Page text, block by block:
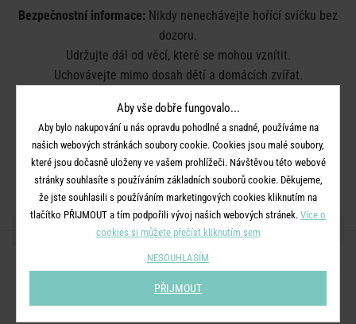
Bezpečnostní informace: Nikdy nenechávejte hořící svíčku bez
dozoru.
Udržujte dál od věcí, které se mohou vznítit.
Uchovávejte mimo dosah dětí a domácích zvířat.
Nepalte v průvanu.
Neumisťujte do blízkosti zdroje tepla.
Zastřihněte knot na 1 cm.
Plamen zhášejte. Nesfoukávejte jej.
SDÍLEJTE S PŘÁTELI
Aby vše dobře fungovalo...
Aby bylo nakupování u nás opravdu pohodlné a snadné, používáme na
našich webových stránkách soubory cookie. Cookies jsou malé soubory,
které jsou dočasně uloženy ve vašem prohlížeči. Návštěvou této webové
stránky souhlasíte s používáním základních souborů cookie. Děkujeme,
že jste souhlasili s používáním marketingových cookies kliknutím na
tlačítko PŘIJMOUT a tím podpořili vývoj našich webových stránek. Více o
cookies si můžete přečíst kliknutím sem
NESOUHLASÍM
PŘIJMOUT